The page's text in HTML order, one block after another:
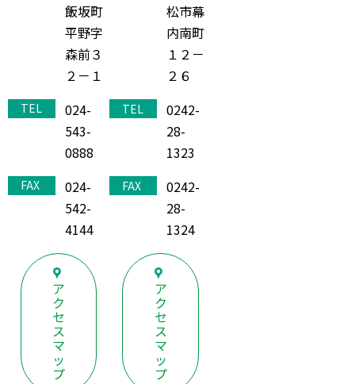
飯坂町
平野字
森前３
２－１
TEL
024-
543-
0888
FAX
024-
542-
4144
ア
ク
セ
ス
マ
ッ
プ
松市幕
内南町
１２－
２６
TEL
0242-
28-
1323
FAX
0242-
28-
1324
ア
ク
セ
ス
マ
ッ
プ